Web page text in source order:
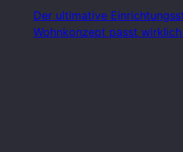
Der ultimative
Wohnkonzept passt